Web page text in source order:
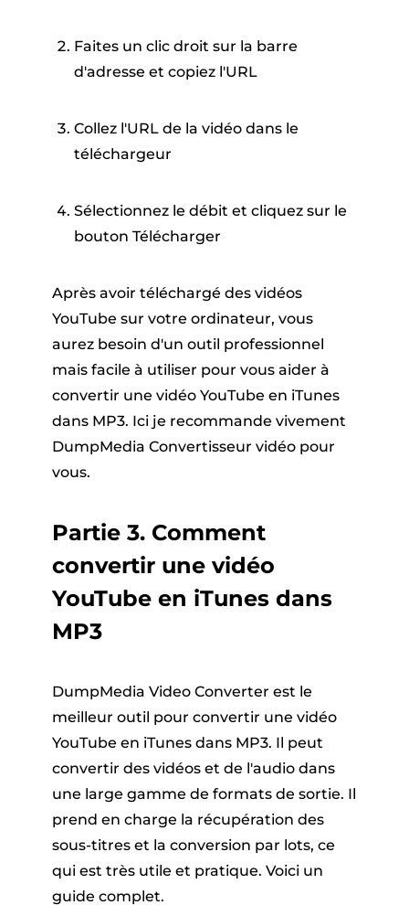
Faites un clic droit sur la barre
d'adresse et copiez l'URL
Collez l'URL de la vidéo dans le
téléchargeur
Sélectionnez le débit et cliquez sur le
bouton Télécharger
Après avoir téléchargé des vidéos
YouTube sur votre ordinateur, vous
aurez besoin d'un outil professionnel
mais facile à utiliser pour vous aider à
convertir une vidéo YouTube en iTunes
dans MP3. Ici je recommande vivement
DumpMedia Convertisseur vidéo pour
vous.
Partie 3. Comment
convertir une vidéo
YouTube en iTunes dans
MP3
DumpMedia Video Converter est le
meilleur outil pour convertir une vidéo
YouTube en iTunes dans MP3. Il peut
convertir des vidéos et de l'audio dans
une large gamme de formats de sortie. Il
prend en charge la récupération des
sous-titres et la conversion par lots, ce
qui est très utile et pratique. Voici un
guide complet.